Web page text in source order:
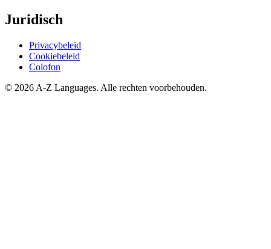
Juridisch
Privacybeleid
Cookiebeleid
Colofon
© 2026 A-Z Languages. Alle rechten voorbehouden.